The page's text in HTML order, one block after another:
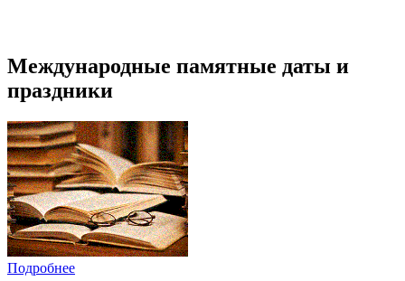
Международные памятные даты и
праздники
Подробнее